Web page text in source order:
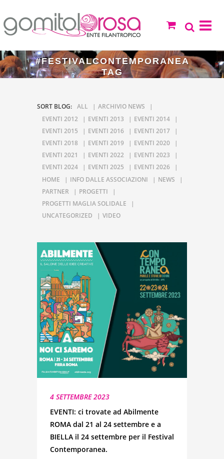
#FESTIVALCONTEMPORANEA
TAG
SORT BLOG: ALL
ARCHIVIO NEWS
EVENTI 2012
EVENTI 2013
EVENTI 2014
EVENTI 2015
EVENTI 2016
EVENTI 2017
EVENTI 2018
EVENTI 2019
EVENTI 2020
EVENTI 2021
EVENTI 2022
EVENTI 2023
EVENTI 2024
EVENTI 2025
EVENTI 2026
HOME
INFO DALLE ASSOCIAZIONI
NEWS
PARTNER
PROGETTI
PROGETTI MAGLIA SOLIDALE
UNCATEGORIZED
VIDEO
4 SETTEMBRE 2023
EVENTI: ci trovate ad Abilmente
ROMA dal 21 al 24 settembre e a
BIELLA il 24 settembre per il Festival
Contemporanea.